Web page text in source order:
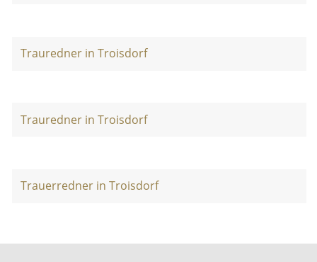
Trauredner in Troisdorf
Trauredner in Troisdorf
Trauerredner in Troisdorf